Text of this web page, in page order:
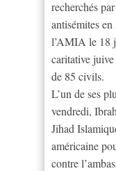
recherchés
antisémites
l’AMIA le 18
caritative
de 85 civils.
L’un de ses
vendredi,
Jihad
américaine
contre